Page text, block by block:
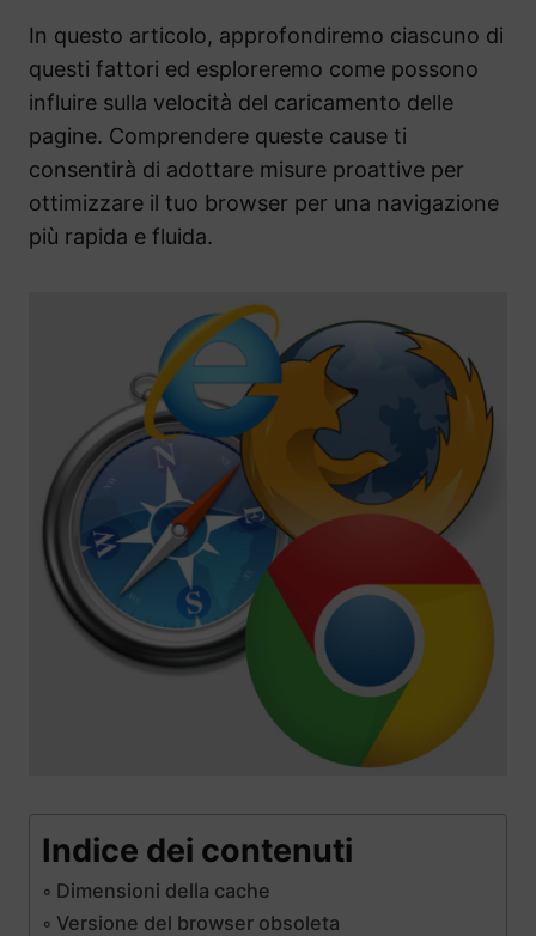
In questo articolo, approfondiremo ciascuno di
questi fattori ed esploreremo come possono
influire sulla velocità del caricamento delle
pagine. Comprendere queste cause ti
consentirà di adottare misure proattive per
ottimizzare il tuo browser per una navigazione
più rapida e fluida.
Indice dei contenuti
Dimensioni della cache
Versione del browser obsoleta